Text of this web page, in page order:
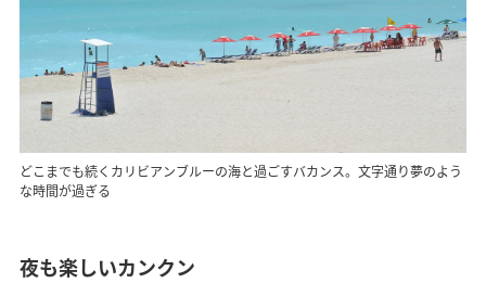
どこまでも続くカリビアンブルーの海と過ごすバカンス。文字通り夢のよう
な時間が過ぎる
夜も楽しいカンクン